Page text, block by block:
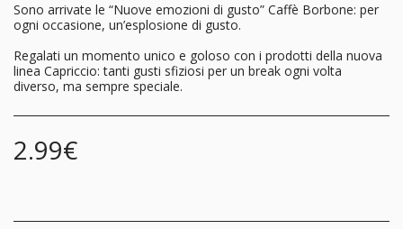
Sono arrivate le “Nuove emozioni di gusto” Caffè Borbone: per
ogni occasione, un’esplosione di gusto.
Regalati un momento unico e goloso con i prodotti della nuova
linea Capriccio: tanti gusti sfiziosi per un break ogni volta
diverso, ma sempre speciale.
2.99€